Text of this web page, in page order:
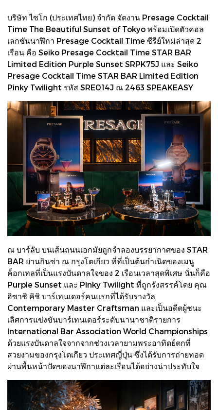
บริษัท ไซโก (ประเทศไทย) จำกัด จัดงาน Presage Cocktail
Time The Beautiful Sunset of Tokyo พร้อมเปิดตัวคอล
เลกชันนาฬิกา Presage Cocktail Time ซีรีย์ใหม่ล่าสุด 2
เรือน คือ Seiko Presage Cocktail Time STAR BAR
Limited Edition Purple Sunset SRPK75J และ Seiko
Presage Cocktail Time STAR BAR Limited Edition
Pinky Twilight รหัส SRE014J ณ 2463 SPEAKEASY
ณ บาร์ลับ บนเส้นถนนเอกมัยถูกจำลองบรรยากาศของ STAR
BAR ย่านกินซ่า ณ กรุงโตเกียว ที่ที่เป็นต้นกำเนิดของเมนู
ค็อกเทลที่เป็นแรงบันดาลใจของ 2 เรือนเวลาสุดพิเศษ นั่นก็คือ
Purple Sunset และ Pinky Twilight ที่ถูกรังสรรค์โดย คุณ
ฮิซาชิ คิชิ บาร์เทนเดอร์คนแรกที่ได้รับรางวัล
Contemporary Master Craftsman และเป็นอดีตผู้ชนะ
เลิศการแข่งขันบาร์เทนเดอร์ระดับนานาชาติรายการ
International Bar Association World Championships
ด้วยแรงบันดาลใจจากจากช่วงเวลายามพระอาทิตย์ตกที่
สวยงามของกรุงโตเกียว ประเทศญี่ปุ่น ซึ่งได้รับการถ่ายทอด
ผ่านพื้นหน้าปัดของนาฬิกาแต่ละเรือนได้อย่างน่าประทับใจ